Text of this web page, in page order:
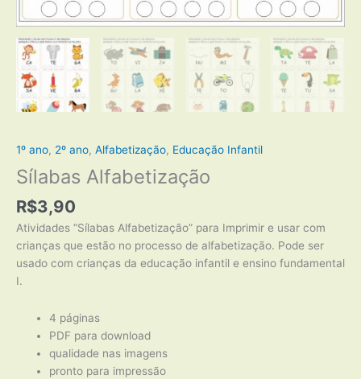
1º ano, 2º ano, Alfabetização, Educação Infantil
Sílabas Alfabetização
R$3,90
Atividades “Sílabas Alfabetização” para Imprimir e usar com
crianças que estão no processo de alfabetização. Pode ser
usado com crianças da educação infantil e ensino fundamental
I.
4 páginas
PDF para download
qualidade nas imagens
pronto para impressão